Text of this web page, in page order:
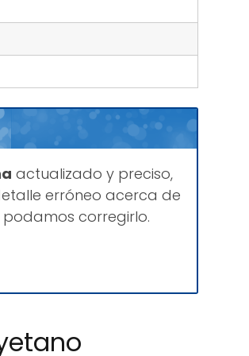
actualizado y preciso,
erróneo acerca de
corregirlo.